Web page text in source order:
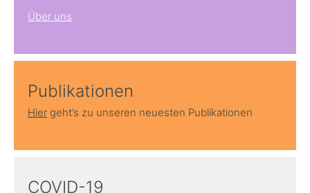
Über uns
Publikationen
Hier geht’s zu unseren neuesten Publikationen
COVID-19